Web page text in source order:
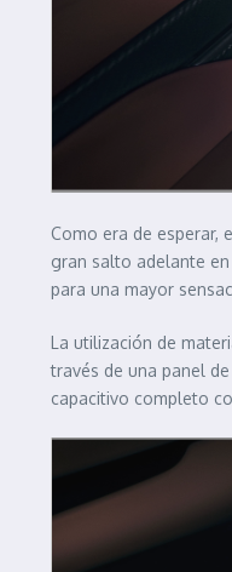
Como era de esperar,
gran salto adelante
para una mayor
La utilización de
través de una panel
capacitivo completo